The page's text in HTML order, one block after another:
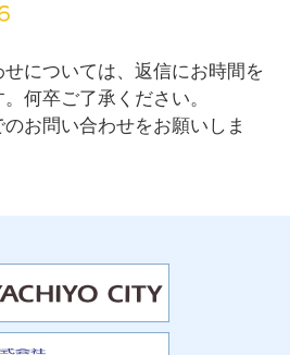
については、返信にお時間を
何卒ご了承ください。
お問い合わせをお願いしま